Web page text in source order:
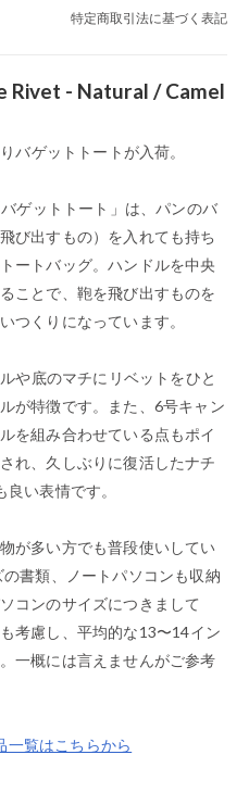
特定商取引法に基づく表記
Rivet - Natural / Camel
バゲットトートが入荷。
ゲットトート」は、パンのバ
び出すもの）を入れても持ち
ートバッグ。ハンドルを中央
ことで、鞄を飛び出すものを
つくりになっています。
や底のマチにリベットをひと
が特徴です。また、6号キャン
を組み合わせている点もポイ
れ、久しぶりに復活したナチ
い表情です。
が多い方でも普段使いしてい
書類、ノートパソコンも収納
コンのサイズにつきまして
考慮し、平均的な13〜14イン
一概には言えませんがご参考
一覧はこちらから